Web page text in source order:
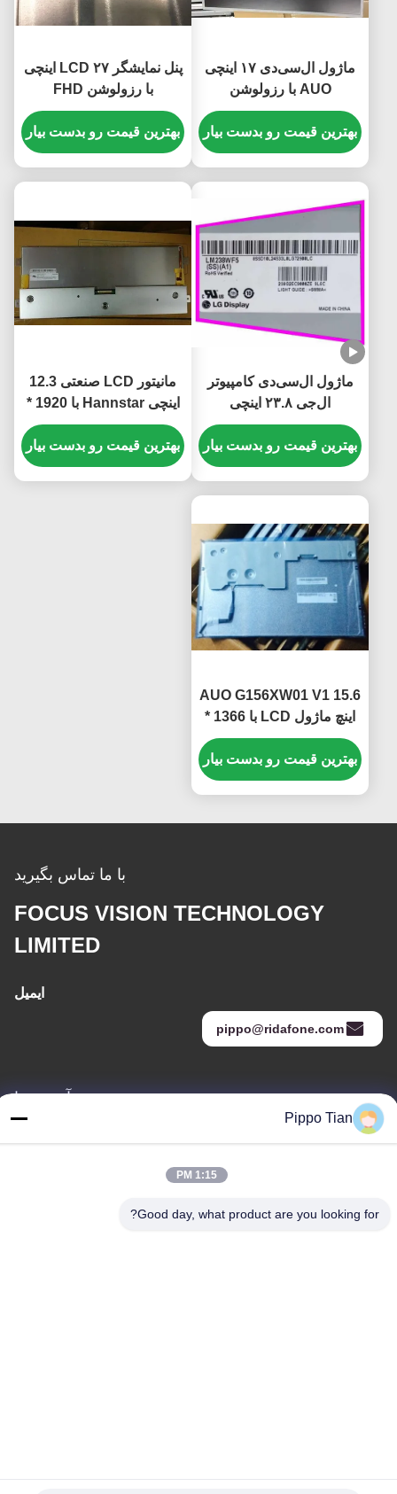
ماژول ال‌سی‌دی ۱۷ اینچی
AUO با رزولوشن
۱۲۸۰x۱۰۲۴ پیکسل و
کانکتور ۵۱ پین
M170ETN01.1
بهترین قیمت رو بدست بیار
پنل نمایشگر LCD ۲۷ اینچی
با رزولوشن FHD
۱۹۲۰x۱۰۸۰ پیکسل و
روشنایی ۳۰۰ سی‌دی بر متر
مربع
بهترین قیمت رو بدست بیار
ماژول ال‌سی‌دی کامپیوتر
ال‌جی ۲۳.۸ اینچی
LM238WF5 SSA1 پنل
نمایشگر IPS با روشنایی
۲۵۰ کاندلا بر متر مربع برای
بهترین قیمت رو بدست بیار
مانیتور LCD صنعتی 12.3
اینچی Hannstar با 1920 *
720 پیکسل و صفحه نمایش
LCD رنگی 16.7M
بهترین قیمت رو بدست بیار
AUO G156XW01 V1 15.6
اینچ ماژول LCD با 1366 *
768 پیکسل 400 CCD M2
روشنایی و 50K ساعت
زندگی
بهترین قیمت رو بدست بیار
با ما تماس بگیرید
FOCUS VISION TECHNOLOGY
LIMITED
ایمیل
pippo@ridafone.com
آدرس ما
آدرس
تلفن
Pippo Tian
1:15 PM
Good day, what product are you looking for?